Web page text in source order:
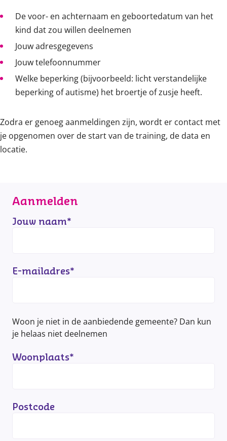
De voor- en achternaam en geboortedatum van het
kind dat zou willen deelnemen
Jouw adresgegevens
Jouw telefoonnummer
Welke beperking (bijvoorbeeld: licht verstandelijke
beperking of autisme) het broertje of zusje heeft.
Zodra er genoeg aanmeldingen zijn, wordt er contact met
je opgenomen over de start van de training, de data en
locatie.
Aanmelden
Jouw naam*
E-mailadres*
Woon je niet in de aanbiedende gemeente? Dan kun
je helaas niet deelnemen
Woonplaats*
Postcode